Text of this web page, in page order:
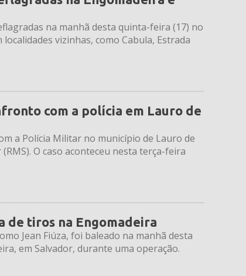
na manhã desta quinta-feira (17) no
vizinhas, como Cabula, Estrada
com a polícia em Lauro de
a Polícia Militar no município de Lauro de
O caso aconteceu nesta terça-feira
de tiros na Engomadeira
Jean Fiúza, foi baleado na manhã desta
em Salvador, durante uma operação.